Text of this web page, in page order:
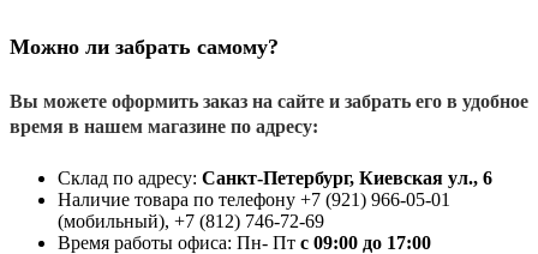
Можно ли забрать самому?
Вы можете оформить заказ на сайте и забрать его в удобное
время в нашем магазине по адресу:
Склад по адресу: Санкт-Петербург, Киевская ул., 6
Наличие товара по телефону +7 (921) 966-05-01
(мобильный), +7 (812) 746-72-69
Время работы офиса: Пн- Пт с 09:00 до 17:00